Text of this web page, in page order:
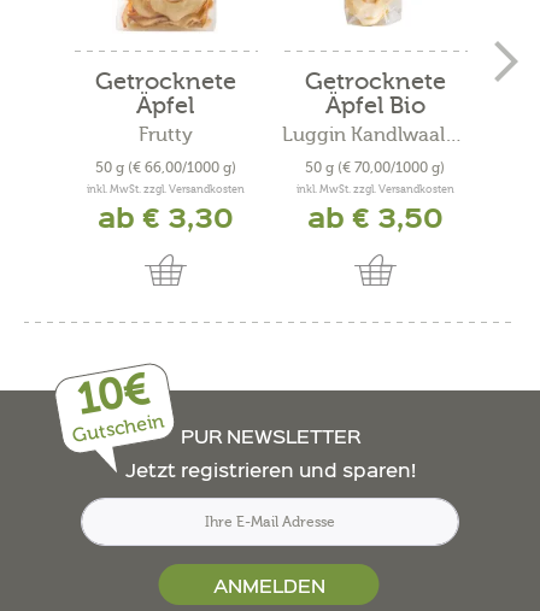
Getrocknete
Äpfel
Frutty
50 g (€ 66,00/1000 g)
inkl. MwSt. zzgl. Versandkosten
ab € 3,30
Getrocknete
Äpfel Bio
Luggin Kandlwaalhof
50 g (€ 70,00/1000 g)
inkl. MwSt. zzgl. Versandkosten
ab € 3,50
10€
Gutschein
PUR NEWSLETTER
Jetzt registrieren und sparen!
ANMELDEN